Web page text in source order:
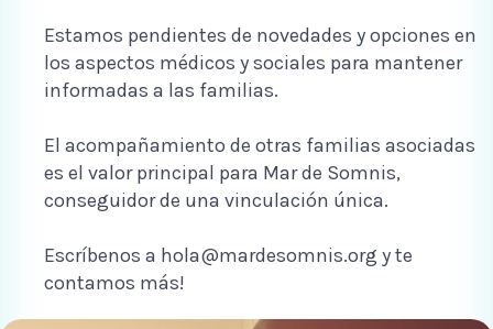
Estamos pendientes de novedades y opciones en
los aspectos médicos y sociales para mantener
informadas a las familias.
El acompañamiento de otras familias asociadas
es el valor principal para Mar de Somnis,
conseguidor de una vinculación única.
Escríbenos a hola@mardesomnis.org y te
contamos más!